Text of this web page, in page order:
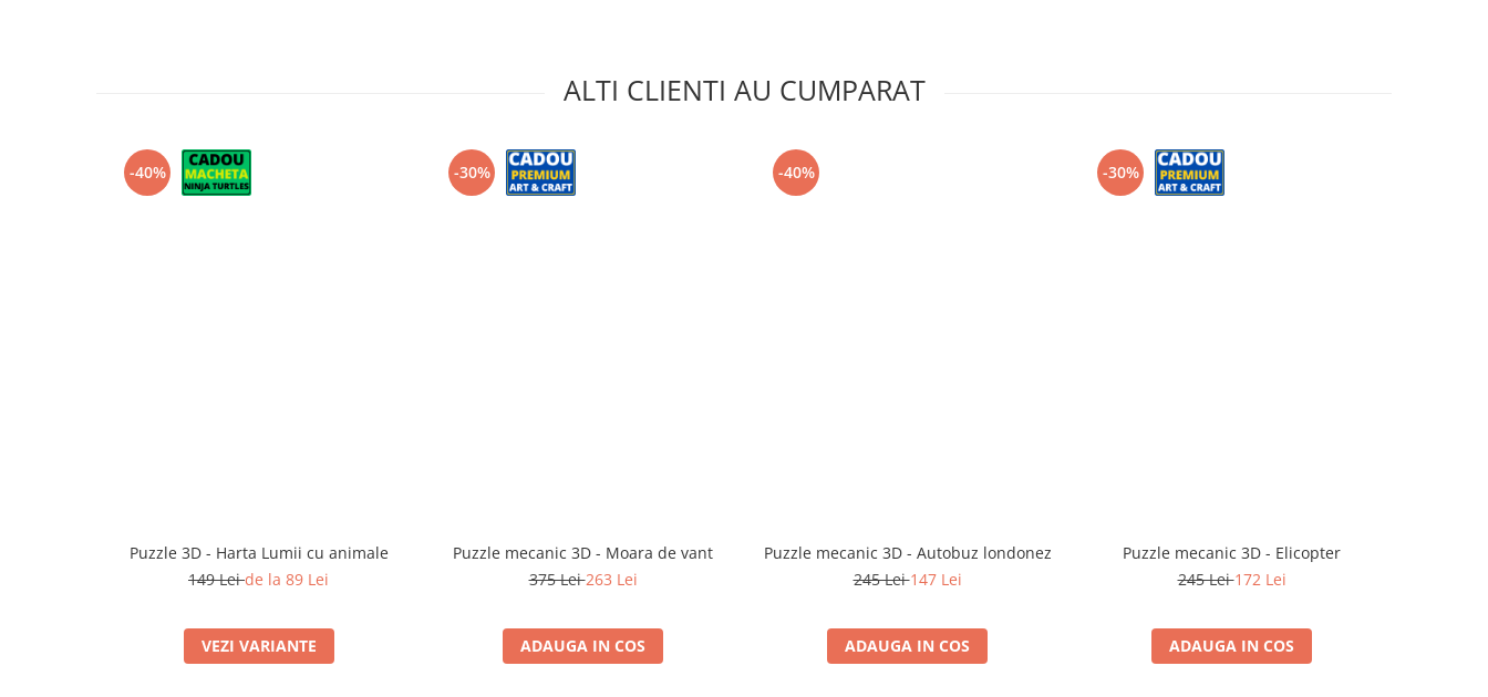
ALTI CLIENTI AU CUMPARAT
-40%
Puzzle 3D - Harta Lumii cu animale
149 Leide la 89 Lei
VEZI VARIANTE
-30%
Puzzle mecanic 3D - Moara de vant
375 Lei263 Lei
ADAUGA IN COS
-40%
Puzzle mecanic 3D - Autobuz londonez
245 Lei147 Lei
ADAUGA IN COS
-30%
Puzzle mecanic 3D - Elicopter
245 Lei172 Lei
ADAUGA IN COS